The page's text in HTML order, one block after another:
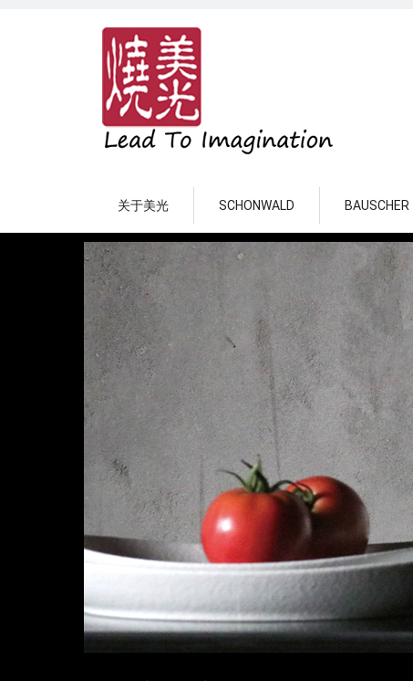
关于美光 SCHONWALD BAUSCHER